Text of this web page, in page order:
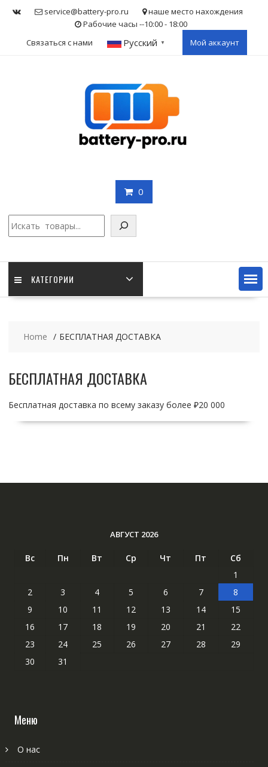
service@battery-pro.ru
наше место нахождения
Рабочие часы --10:00 - 18:00
Связаться с нами
Русский ▼ Мой аккаунт
0
КАТЕГОРИИ
Home БЕСПЛАТНАЯ ДОСТАВКА
БЕСПЛАТНАЯ ДОСТАВКА
Бесплатная доставка по всему заказу более ₽20 000
АВГУСТ 2026
Вс Пн Вт Ср Чт Пт
Сб
1
2
3 4 5 6 7
8
9
10 11 12 13 14
15
16
17 18 19 20 21
22
23
24 25 26 27 28
29
30
31
Меню
О нас